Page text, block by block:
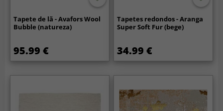
Tapete de lã - Avafors Wool
Bubble (natureza)
95.99 €
Tapetes redondos - Aranga
Super Soft Fur (bege)
34.99 €